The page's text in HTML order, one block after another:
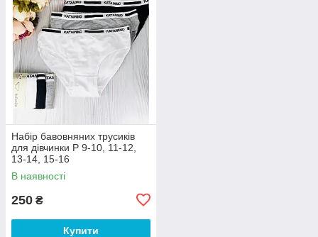
Набір бавовняних трусиків
для дівчинки Р 9-10, 11-12,
13-14, 15-16
В наявності
250 ₴
Купити